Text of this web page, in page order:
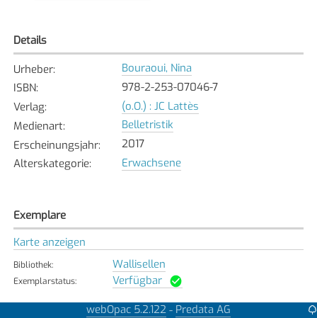
Details
Urheber:
Bouraoui, Nina
ISBN:
978-2-253-07046-7
Verlag:
(o.O.) : JC Lattès
Medienart:
Belletristik
Erscheinungsjahr:
2017
Alterskategorie: Erwachsene
Exemplare
Karte anzeigen
Bibliothek: Wallisellen
Exemplarstatus: Verfügbar
webOpac 5.2.122 - Predata AG